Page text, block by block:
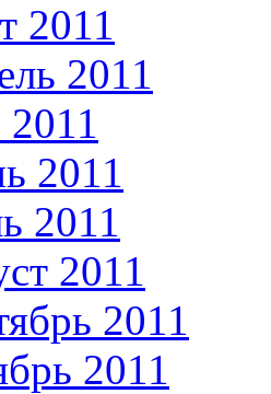
2011
2011
2011
2011
2011
2011
2011